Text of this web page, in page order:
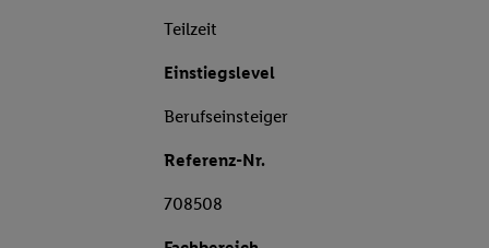
Teilzeit
Einstiegslevel
Berufseinsteiger
Referenz-Nr.
708508